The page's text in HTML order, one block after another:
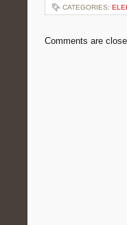
CATEGORIES:
Comments are